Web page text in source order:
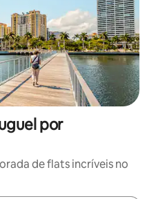
por
de flats incríveis no